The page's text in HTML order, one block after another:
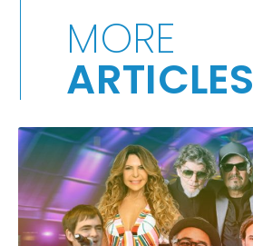
MORE
ARTICLES